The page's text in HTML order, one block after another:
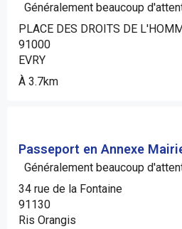
Généralement beaucoup
PLACE DES DROITS DE
91000
EVRY
À 3.7km
Passeport en Annexe
Généralement beaucoup
34 rue de la Fontaine
91130
Ris Orangis